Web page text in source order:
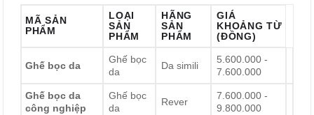
MÃ SẢN
PHẨM
LOẠI
SẢN
PHẨM
HÃNG
SẢN
PHẨM
GIÁ
KHOẢNG TỪ
(ĐỒNG)
Ghế bọc da
Ghế bọc
da
Da simili
5.600.000 -
7.600.000
Ghế bọc da
công nghiệp
Ghế bọc
da
Rever
7.600.000 -
9.800.000